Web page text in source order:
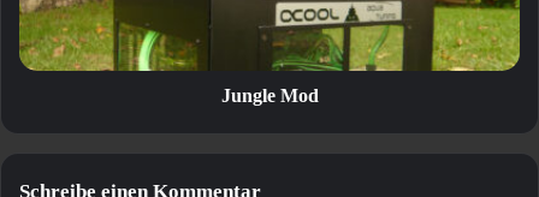
Jungle Mod
Schreibe einen Kommentar